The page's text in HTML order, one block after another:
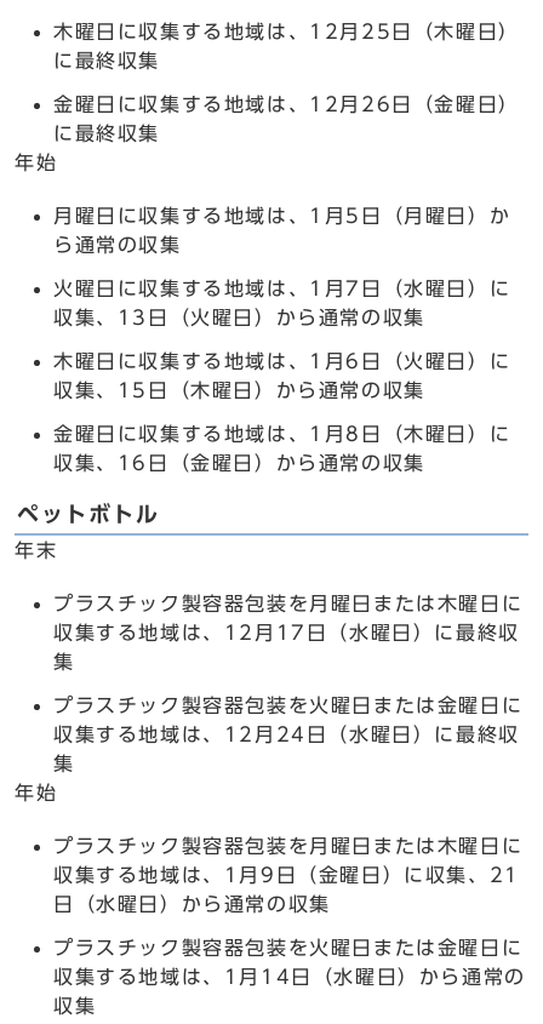
木曜日に収集する地域は、12月25日（木曜日）
に最終収集
金曜日に収集する地域は、12月26日（金曜日）
に最終収集
年始
月曜日に収集する地域は、1月5日（月曜日）か
ら通常の収集
火曜日に収集する地域は、1月7日（水曜日）に
収集、13日（火曜日）から通常の収集
木曜日に収集する地域は、1月6日（火曜日）に
収集、15日（木曜日）から通常の収集
金曜日に収集する地域は、1月8日（木曜日）に
収集、16日（金曜日）から通常の収集
ペットボトル
年末
プラスチック製容器包装を月曜日または木曜日に
収集する地域は、12月17日（水曜日）に最終収
集
プラスチック製容器包装を火曜日または金曜日に
収集する地域は、12月24日（水曜日）に最終収
集
年始
プラスチック製容器包装を月曜日または木曜日に
収集する地域は、1月9日（金曜日）に収集、21
日（水曜日）から通常の収集
プラスチック製容器包装を火曜日または金曜日に
収集する地域は、1月14日（水曜日）から通常の
収集